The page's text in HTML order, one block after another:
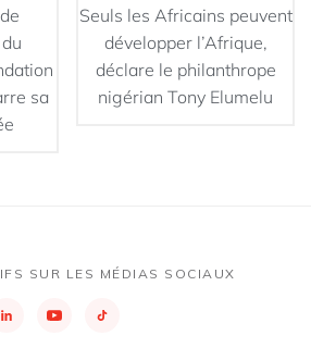
sa
Seuls les Africains peuvent
développer l’Afrique,
déclare le philanthrope
nigérian Tony Elumelu
SUR LES MÉDIAS SOCIAUX